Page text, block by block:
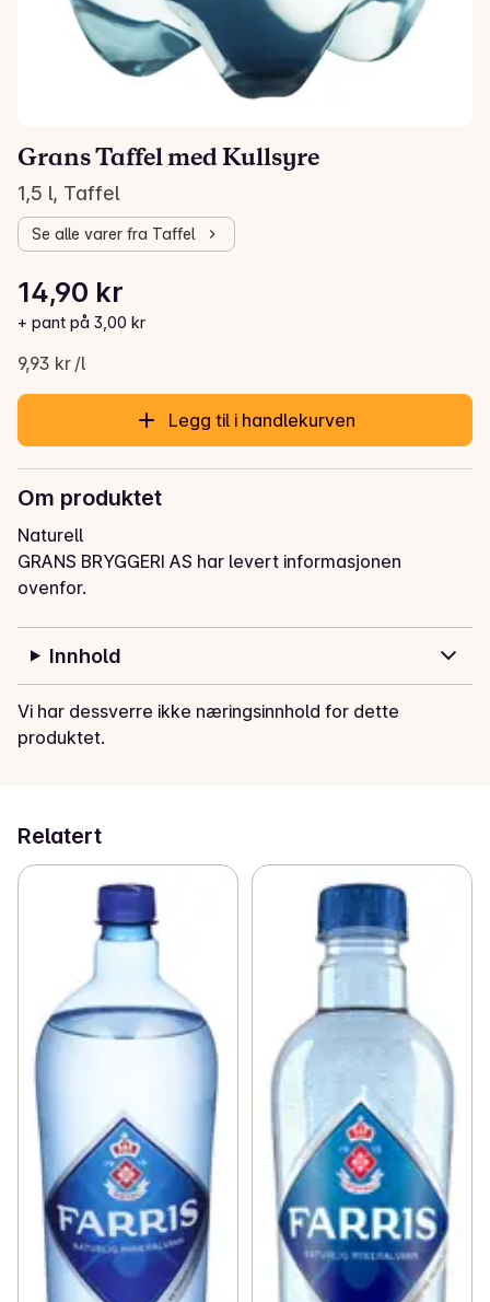
Grans Taffel med Kullsyre
1,5 l, Taffel
Se alle varer fra Taffel
Gjeldende pris er: 14,90 kr
14,90 kr
+ pant på 3,00 kr
9,93 kr /l
Stykkpris: 9,93 kr /l
Legg til i handlekurven
Om produktet
Naturell
GRANS BRYGGERI AS har levert informasjonen
ovenfor.
Innhold
Vi har dessverre ikke næringsinnhold for dette
produktet.
Relatert